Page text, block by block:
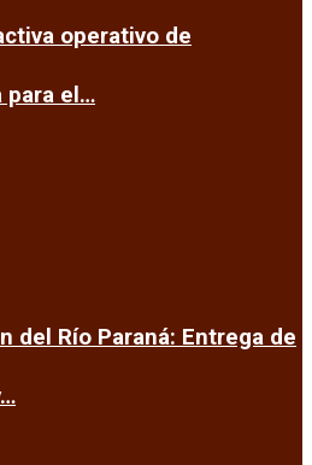
operativo de
para el…
del Río Paraná: Entrega de